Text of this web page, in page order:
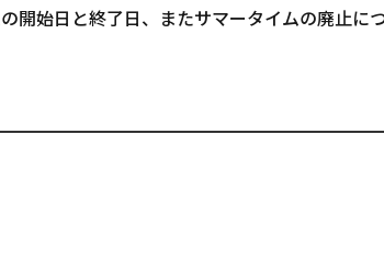
開始日と終了日、またサマータイムの廃止に